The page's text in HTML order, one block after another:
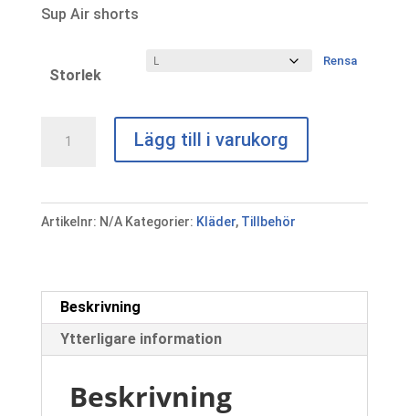
Sup Air shorts
Storlek
Rensa
mängd
Lägg till i varukorg
Artikelnr: N/A Kategorier: Kläder, Tillbehör
Beskrivning
Ytterligare information
Beskrivning